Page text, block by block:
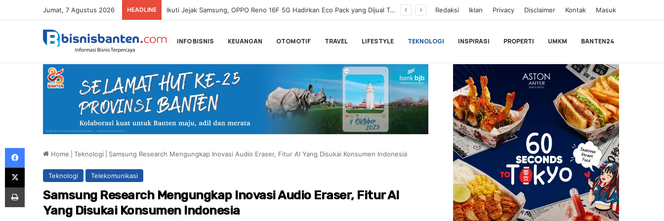
Jumat, 7 Agustus 2026 HEADLINE Wamenkeu Juda Agung Optimis Ekonomi Tumbuh Kuat dan Fiskal Tetap Terjaga di Tengah Ketidakpastian Global Redaksi Iklan Privacy Disclaimer Kontak Masuk
INFO BISNIS KEUANGAN OTOMOTIF TRAVEL LIFESTYLE TEKNOLOGI INSPIRASI PROPERTI UMKM BANTEN24
Home Teknologi Samsung Research Mengungkap Inovasi Audio Eraser, Fitur AI Yang Disukai Konsumen Indonesia
Teknologi Telekomunikasi
Samsung Research Mengungkap Inovasi Audio Eraser, Fitur AI
Yang Disukai Konsumen Indonesia